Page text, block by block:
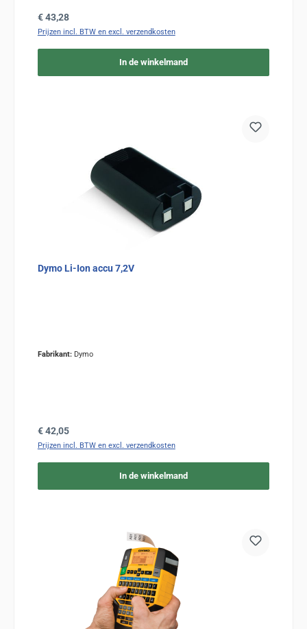
Normale prijs:
€ 43,28
Prijzen incl. BTW en excl. verzendkosten
In de winkelmand
Dymo Li-Ion accu 7,2V
Fabrikant: Dymo
Normale prijs:
€ 42,05
Prijzen incl. BTW en excl. verzendkosten
In de winkelmand